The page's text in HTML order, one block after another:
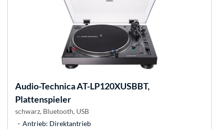
Audio-TechnicaAT-LP120XUSBBT,
Plattenspieler
schwarz, Bluetooth, USB
Antrieb: Direktantrieb